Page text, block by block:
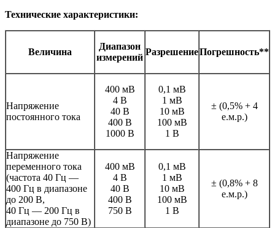
Технические характеристики:
Величина
Диапазон
измерений
РазрешениеПогрешность**
Напряжение
постоянного тока
400 мВ
4 В
40 В
400 В
1000 В
0,1 мВ
1 мВ
10 мВ
100 мВ
1 В
± (0,5% + 4
е.м.р.)
Напряжение
переменного тока
(частота 40 Гц —
400 Гц в диапазоне
до 200 В,
40 Гц — 200 Гц в
диапазоне до 750 В)
400 мВ
4 В
40 В
400 В
750 В
0,1 мВ
1 мВ
10 мВ
100 мВ
1 В
± (0,8% + 8
е.м.р.)